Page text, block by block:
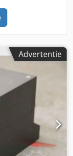
Advertentie